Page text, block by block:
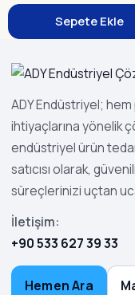
Sepete Ekle
ADY Endüstriyel;
ihtiyaçlarına yönelik
endüstriyel ürün
satıcısı olarak,
süreçlerinizi uçtan
İletişim:
+90 533 627 39 33
Hemen Ara